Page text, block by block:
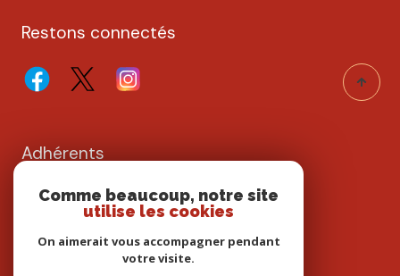
Restons connectés
Adhérents
Comme beaucoup, notre site
utilise les cookies
On aimerait vous accompagner pendant
votre visite.